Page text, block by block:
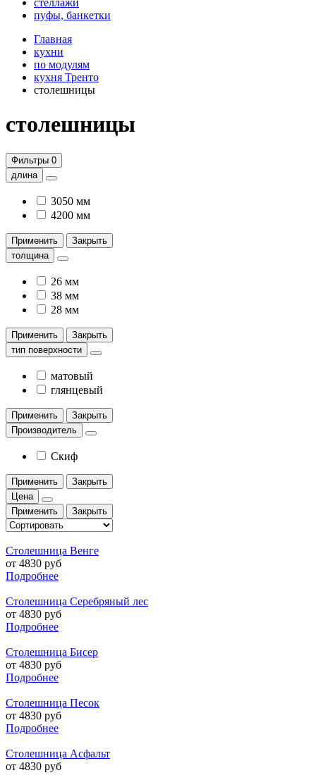
стеллажи
пуфы, банкетки
Главная
кухни
по модулям
кухня Тренто
столешницы
столешницы
Фильтры 0
длина
3050 мм
4200 мм
Применить
Закрыть
толщина
26 мм
38 мм
28 мм
Применить
Закрыть
тип поверхности
матовый
глянцевый
Применить
Закрыть
Производитель
Скиф
Применить
Закрыть
Цена
Применить
Закрыть
Столешница Венге
от 4830 руб
Подробнее
Столешница Серебряный лес
от 4830 руб
Подробнее
Столешница Бисер
от 4830 руб
Подробнее
Столешница Песок
от 4830 руб
Подробнее
Столешница Асфальт
от 4830 руб